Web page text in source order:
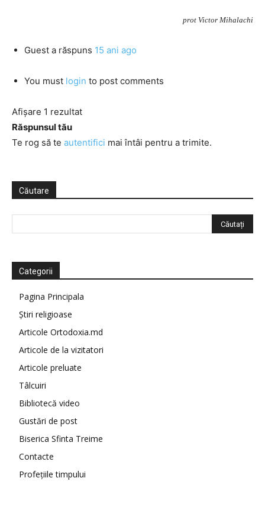
prot Victor Mihalachi
Guest a răspuns 15 ani ago
You must login to post comments
Afișare 1 rezultat
Răspunsul tău
Te rog să te autentifici mai întâi pentru a trimite.
Căutare
Categorii
Pagina Principala
Știri religioase
Articole Ortodoxia.md
Articole de la vizitatori
Articole preluate
Tâlcuiri
Bibliotecă video
Gustări de post
Biserica Sfinta Treime
Contacte
Profețiile timpului